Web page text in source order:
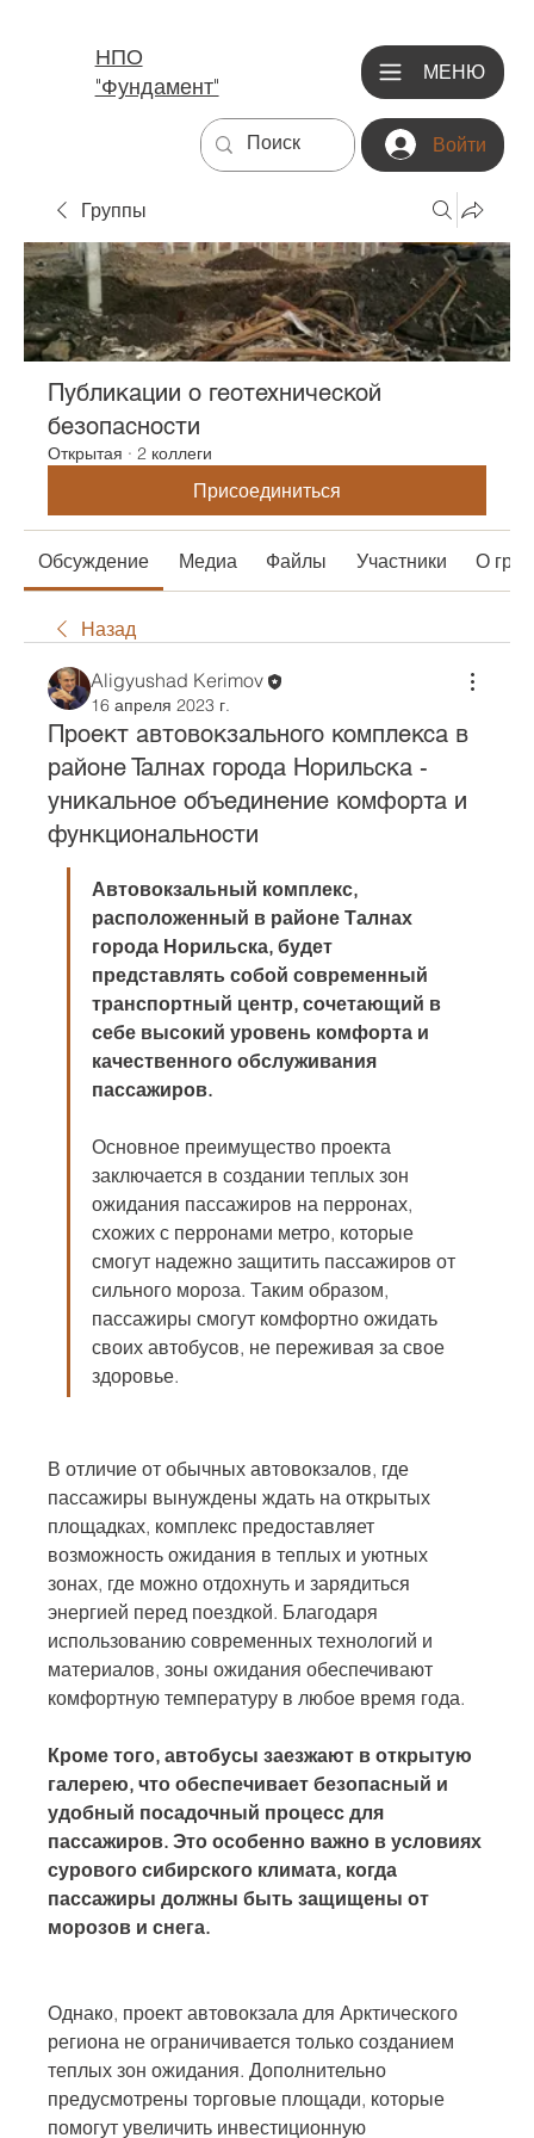
МЕНЮ
Войти
НПО
"Фундамент"
Группы
Публикации о геотехнической
безопасности
Открытая · 2 коллеги
Присоединиться
Обсуждение Медиа Файлы Участники О
Назад
Aligyushad Kerimov
16 апреля 2023 г.
Проект автовокзального комплекса в
районе Талнах города Норильска -
уникальное объединение комфорта и
функциональности
Автовокзальный комплекс,
расположенный в районе Талнах
города Норильска, будет
представлять собой современный
транспортный центр, сочетающий в
себе высокий уровень комфорта и
качественного обслуживания
пассажиров.
Основное преимущество проекта
заключается в создании теплых зон
ожидания пассажиров на перронах,
схожих с перронами метро, которые
смогут надежно защитить пассажиров от
сильного мороза. Таким образом,
пассажиры смогут комфортно ожидать
своих автобусов, не переживая за свое
здоровье.
В отличие от обычных автовокзалов, где
пассажиры вынуждены ждать на открытых
площадках, комплекс предоставляет
возможность ожидания в теплых и уютных
зонах, где можно отдохнуть и зарядиться
энергией перед поездкой. Благодаря
использованию современных технологий и
материалов, зоны ожидания обеспечивают
комфортную температуру в любое время года.
Кроме того, автобусы заезжают в открытую
галерею, что обеспечивает безопасный и
удобный посадочный процесс для
пассажиров. Это особенно важно в условиях
сурового сибирского климата, когда
пассажиры должны быть защищены от
морозов и снега.
Однако, проект автовокзала для Арктического
региона не ограничивается только созданием
теплых зон ожидания. Дополнительно
предусмотрены торговые площади, которые
помогут увеличить инвестиционную